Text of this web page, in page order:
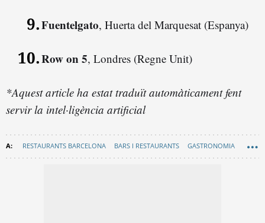
Fuentelgato, Huerta del Marquesat (Espanya)
Row on 5, Londres (Regne Unit)
*Aquest article ha estat traduït automàticament fent
servir la intel·ligència artificial
RESTAURANTS BARCELONA BARS I RESTAURANTS GASTRONOMIA